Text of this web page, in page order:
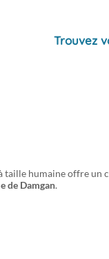
Trouvez
taille humaine offre un
de Damgan.